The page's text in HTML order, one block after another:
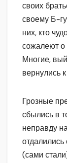
своих
своему Б-
них, кто
сожалеют о
Многие,
вернулись
Грозные
сбылись в
неправду
(сами